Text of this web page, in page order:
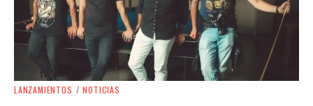
LANZAMIENTOS / NOTICIAS